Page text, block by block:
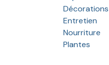
Décorations
Entretien
Nourriture
Plantes